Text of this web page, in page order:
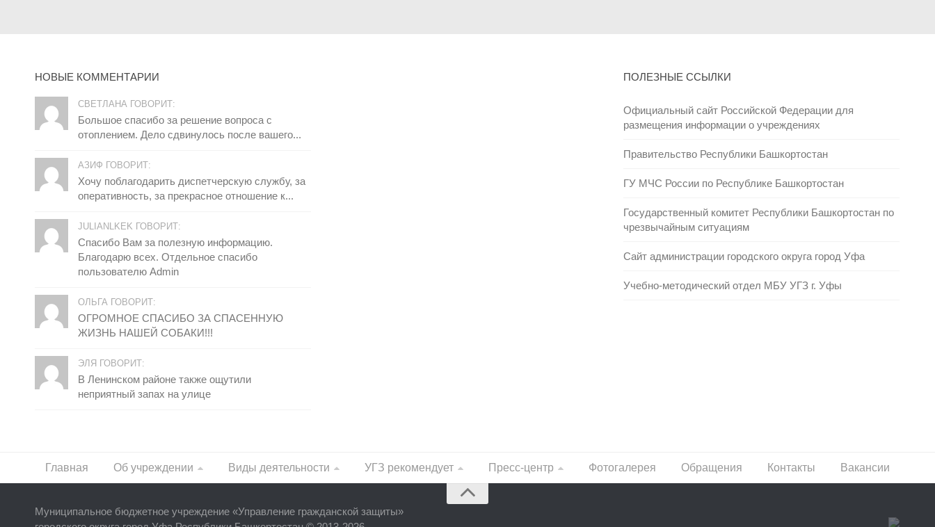
НОВЫЕ КОММЕНТАРИИ
СВЕТЛАНА ГОВОРИТ:
Большое спасибо за решение вопроса с
отоплением. Дело сдвинулось после вашего...
АЗИФ ГОВОРИТ:
Хочу поблагодарить диспетчерскую службу, за
оперативность, за прекрасное отношение к...
JULIANLKEK ГОВОРИТ:
Спасибо Вам за полезную информацию.
Благодарю всех. Отдельное спасибо
пользователю Admin
ОЛЬГА ГОВОРИТ:
ОГРОМНОЕ СПАСИБО ЗА СПАСЕННУЮ
ЖИЗНЬ НАШЕЙ СОБАКИ!!!
ЭЛЯ ГОВОРИТ:
В Ленинском районе также ощутили
неприятный запах на улице
ПОЛЕЗНЫЕ ССЫЛКИ
Официальный сайт Российской Федерации для
размещения информации о учреждениях
Правительство Республики Башкортостан
ГУ МЧС России по Республике Башкортостан
Государственный комитет Республики Башкортостан по
чрезвычайным ситуациям
Сайт администрации городского округа город Уфа
Учебно-методический отдел МБУ УГЗ г. Уфы
Главная Об учреждении Виды деятельности УГЗ рекомендует Пресс-центр Фотогалерея Обращения Контакты Вакансии
Муниципальное бюджетное учреждение «Управление гражданской защиты»